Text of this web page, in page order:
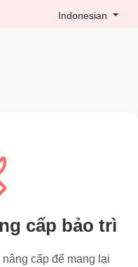
Indonesian
cấp bảo trì
cấp để mang lại